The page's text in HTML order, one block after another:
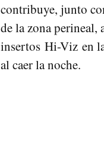
contribuye, junto
de la zona perineal,
insertos Hi-Viz en
al caer la noche.